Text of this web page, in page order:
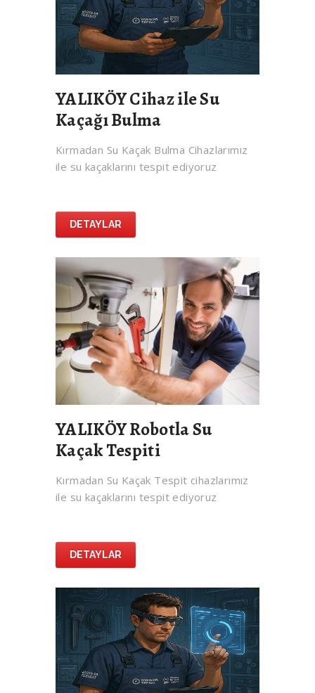
YALIKÖY Cihaz ile Su
Kaçağı Bulma
Kırmadan Su Kaçak Bulma Cihazlarımız
ile su kaçaklarını tespit ediyoruz
DETAYLAR
YALIKÖY Robotla Su
Kaçak Tespiti
Kırmadan Su Kaçak Tespit cihazlarımız
ile su kaçaklarını tespit ediyoruz
DETAYLAR